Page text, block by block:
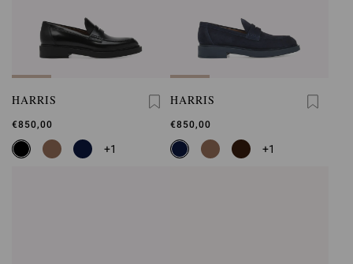
HARRIS
€850,00
+1
HARRIS
€850,00
+1